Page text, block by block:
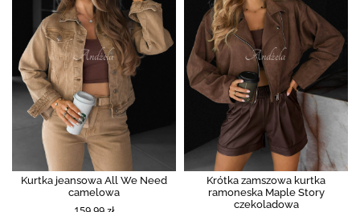
Kurtka jeansowa All We Need
camelowa
Krótka zamszowa kurtka
ramoneska Maple Story
czekoladowa